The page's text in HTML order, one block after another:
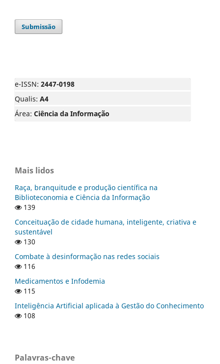
Submissão
e-ISSN: 2447-0198
Qualis: A4
Área: Ciência da Informação
Mais lidos
Raça, branquitude e produção científica na
Biblioteconomia e Ciência da Informação
139
Conceituação de cidade humana, inteligente, criativa e
sustentável
130
Combate à desinformação nas redes sociais
116
Medicamentos e Infodemia
115
Inteligência Artificial aplicada à Gestão do Conhecimento
108
Palavras-chave